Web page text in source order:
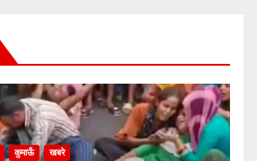
कुमाऊँ खबरे